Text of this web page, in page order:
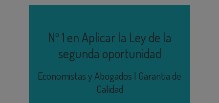
Nº 1 en Aplicar la Ley de la
segunda oportunidad
Economistas y Abogados | Garantia de
Calidad